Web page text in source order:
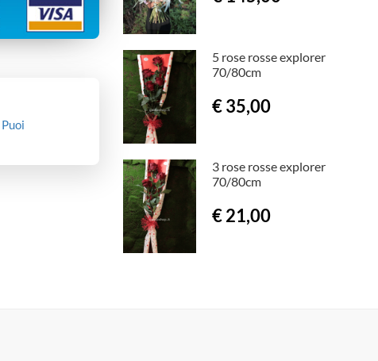
Puoi
5 rose rosse explorer
70/80cm
€ 35,00
3 rose rosse explorer
70/80cm
€ 21,00